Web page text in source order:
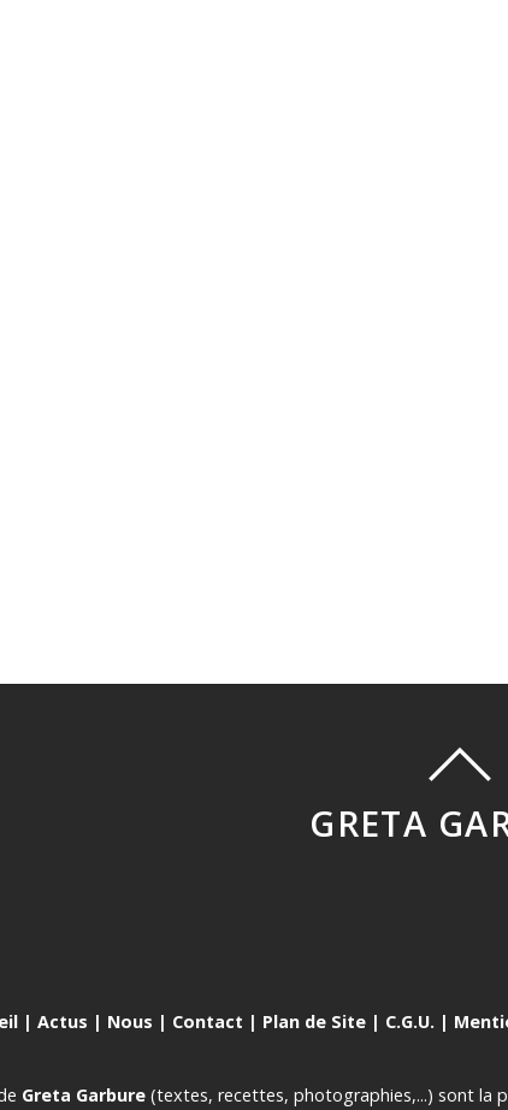
GRETA
| Actus | Nous | Contact | Plan de Site | C.G.U. |
Greta Garbure (textes, recettes, photographies,...) sont la